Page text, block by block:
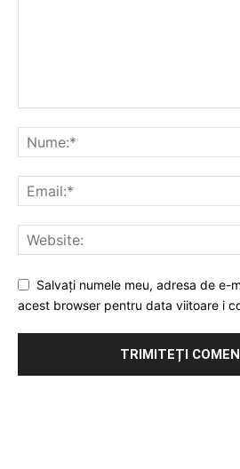
Salvați numele meu, adresa de e-
acest browser pentru data viitoare i